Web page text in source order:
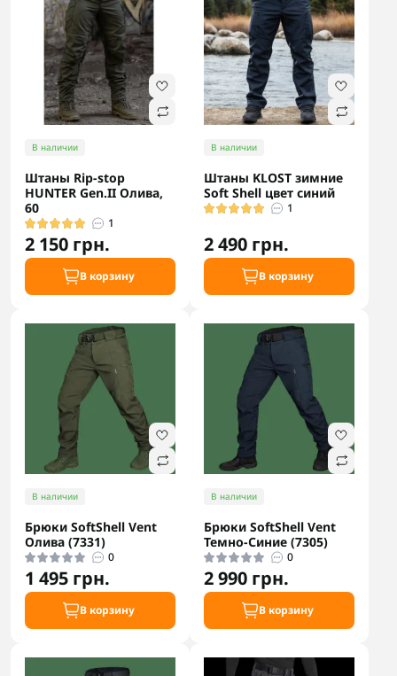
В наличии
Штаны Rip-stop
HUNTER Gen.II Олива,
60
1
2 150 грн.
В корзину
В наличии
Штаны KLOST зимние
Soft Shell цвет синий
1
2 490 грн.
В корзину
В наличии
Брюки SoftShell Vent
Олива (7331)
0
1 495 грн.
В корзину
В наличии
Брюки SoftShell Vent
Темно-Синие (7305)
0
2 990 грн.
В корзину